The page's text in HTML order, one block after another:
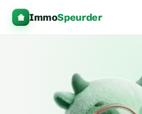
ImmoSpeurder